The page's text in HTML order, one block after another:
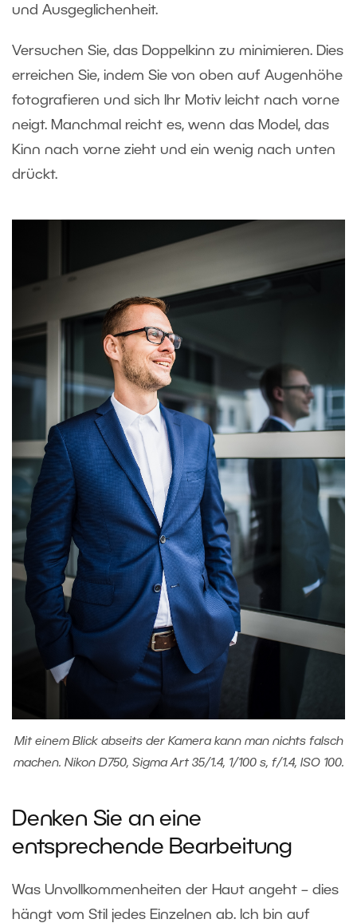
und Ausgeglichenheit.
Versuchen Sie, das Doppelkinn zu minimieren. Dies
erreichen Sie, indem Sie von oben auf Augenhöhe
fotografieren und sich Ihr Motiv leicht nach vorne
neigt. Manchmal reicht es, wenn das Model, das
Kinn nach vorne zieht und ein wenig nach unten
drückt.
Mit einem Blick abseits der Kamera kann man nichts falsch
machen. Nikon D750, Sigma Art 35/1.4, 1/100 s, f/1.4, ISO 100.
Denken Sie an eine
entsprechende Bearbeitung
Was Unvollkommenheiten der Haut angeht – dies
hängt vom Stil jedes Einzelnen ab. Ich bin auf